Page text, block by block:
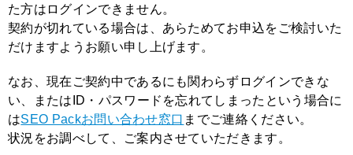
た方はログインできません。
契約が切れている場合は、あらためてお申込をご検討いた
だけますようお願い申し上げます。
なお、現在ご契約中であるにも関わらずログインできな
い、またはID・パスワードを忘れてしまったという場合に
はSEO Packお問い合わせ窓口 までご連絡ください。
状況をお調べして、ご案内させていただきます。